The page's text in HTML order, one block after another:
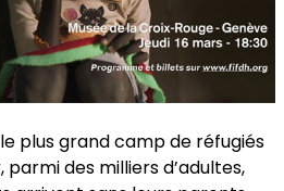
plus grand camp de réfugiés
parmi des milliers d’adultes,